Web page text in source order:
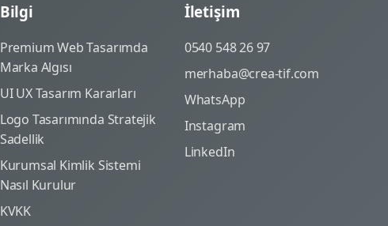
Bilgi
Premium Web Tasarımda
Marka Algısı
UI UX Tasarım Kararları
Logo Tasarımında Stratejik
Sadellik
Kurumsal Kimlik Sistemi
Nasıl Kurulur
KVKK
İletişim
0540 548 26 97
merhaba@crea-tif.com
WhatsApp
Instagram
LinkedIn